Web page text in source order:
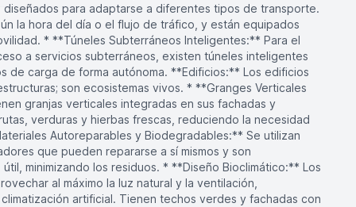
diseñados para adaptarse a diferentes tipos de transporte.
la hora del día o el flujo de tráfico, y están equipados
* **Túneles Subterráneos Inteligentes:** Para el
a servicios subterráneos, existen túneles inteligentes
de carga de forma autónoma. **Edificios:** Los edificios
son ecosistemas vivos. * **Granges Verticales
granjas verticales integradas en sus fachadas y
verduras y hierbas frescas, reduciendo la necesidad
Autoreparables y Biodegradables:** Se utilizan
que pueden repararse a sí mismos y son
minimizando los residuos. * **Diseño Bioclimático:** Los
al máximo la luz natural y la ventilación,
artificial. Tienen techos verdes y fachadas con